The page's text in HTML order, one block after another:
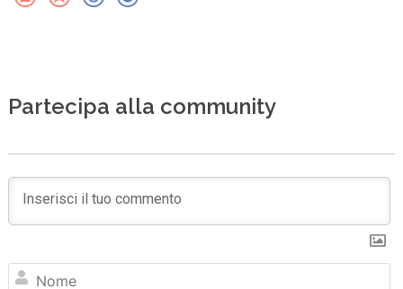
Partecipa alla community